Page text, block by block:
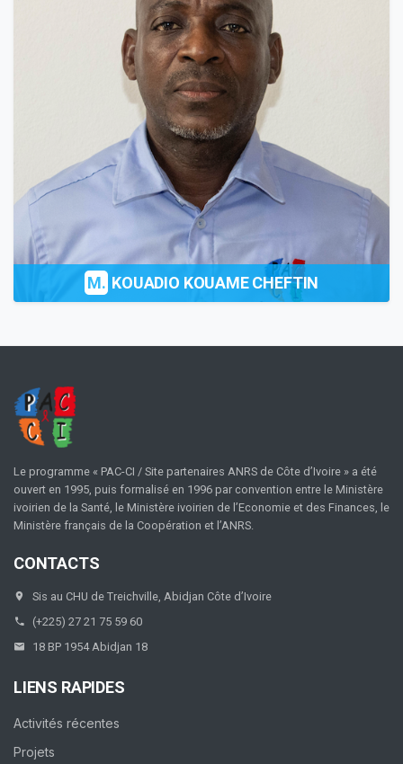
M. KOUADIO KOUAME CHEFTIN
Le programme « PAC-CI / Site partenaires ANRS de Côte d’Ivoire » a été
ouvert en 1995, puis formalisé en 1996 par convention entre le Ministère
ivoirien de la Santé, le Ministère ivoirien de l’Economie et des Finances, le
Ministère français de la Coopération et l’ANRS.
CONTACTS
Sis au CHU de Treichville, Abidjan Côte d’Ivoire
(+225) 27 21 75 59 60
18 BP 1954 Abidjan 18
LIENS RAPIDES
Activités récentes
Projets